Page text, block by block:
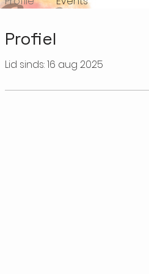
Profiel
Lid sinds: 16 aug 2025